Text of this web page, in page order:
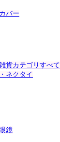
バー
貨カテゴリすべて
ネクタイ
鏡